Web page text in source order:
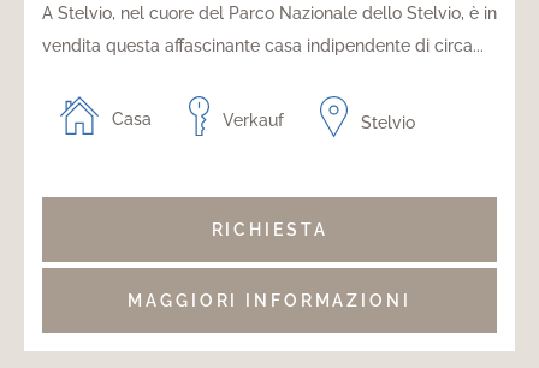
A Stelvio, nel cuore del Parco Nazionale dello Stelvio, è in
vendita questa affascinante casa indipendente di circa...
Casa Verkauf Stelvio
RICHIESTA
MAGGIORI INFORMAZIONI